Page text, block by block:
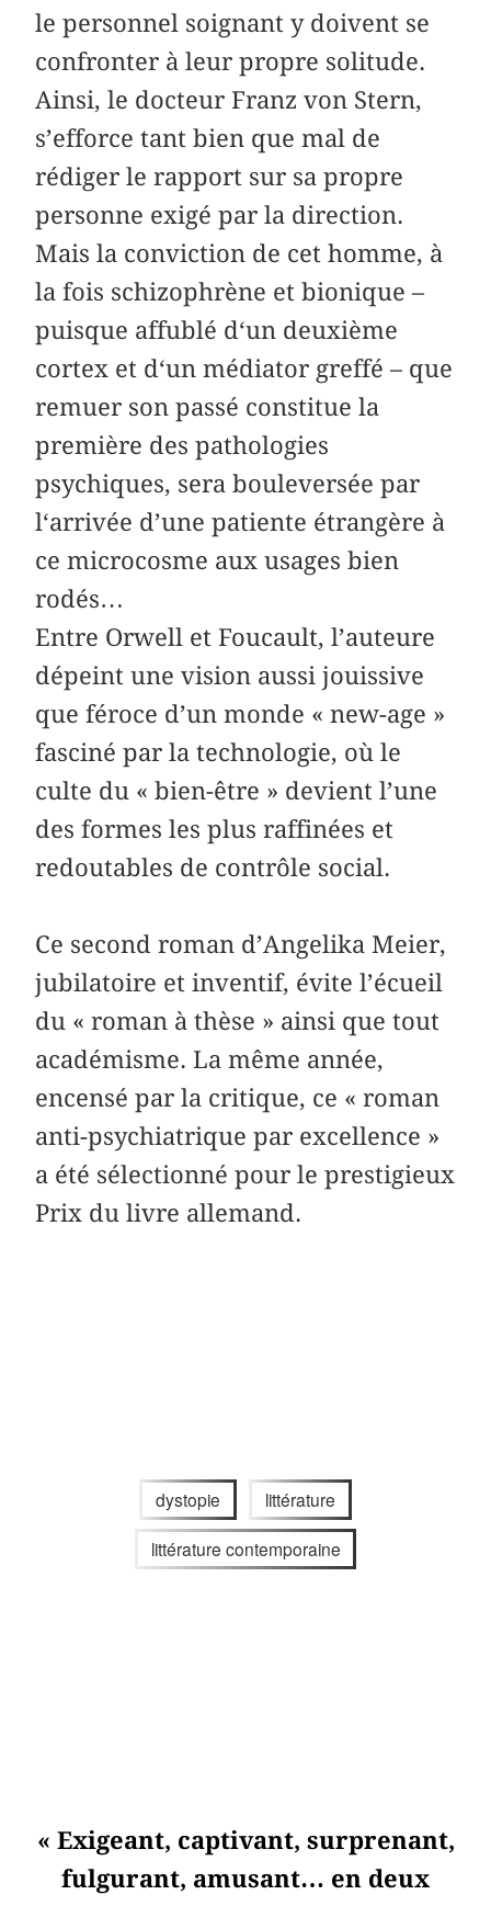
le personnel soignant y doivent se
confronter à leur propre solitude.
Ainsi, le docteur Franz von Stern,
s’efforce tant bien que mal de
rédiger le rapport sur sa propre
personne exigé par la direction.
Mais la conviction de cet homme, à
la fois schizophrène et bionique –
puisque affublé d‘un deuxième
cortex et d‘un médiator greffé – que
remuer son passé constitue la
première des pathologies
psychiques, sera bouleversée par
l‘arrivée d’une patiente étrangère à
ce microcosme aux usages bien
rodés…
Entre Orwell et Foucault, l’auteure
dépeint une vision aussi jouissive
que féroce d’un monde « new-age »
fasciné par la technologie, où le
culte du « bien-être » devient l’une
des formes les plus raffinées et
redoutables de contrôle social.
Ce second roman d’Angelika Meier,
jubilatoire et inventif, évite l’écueil
du « roman à thèse » ainsi que tout
académisme. La même année,
encensé par la critique, ce « roman
anti-psychiatrique par excellence »
a été sélectionné pour le prestigieux
Prix du livre allemand.
dystopie littérature
littérature contemporaine
« Exigeant, captivant, surprenant,
fulgurant, amusant… en deux